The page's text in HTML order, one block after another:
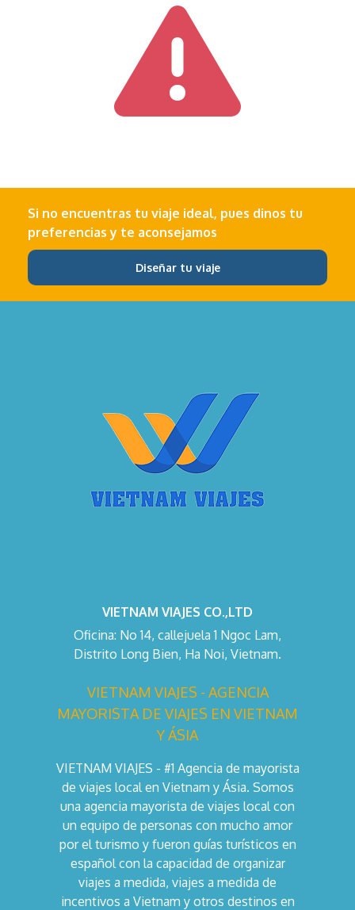
Si no encuentras tu viaje ideal, pues dinos tu
preferencias y te aconsejamos
Diseñar tu viaje
VIETNAM VIAJES CO.,LTD
Oficina: No 14, callejuela 1 Ngoc Lam,
Distrito Long Bien, Ha Noi, Vietnam.
VIETNAM VIAJES - AGENCIA
MAYORISTA DE VIAJES EN VIETNAM
Y ÁSIA
VIETNAM VIAJES - #1 Agencia de mayorista
de viajes local en Vietnam y Ásia. Somos
una agencia mayorista de viajes local con
un equipo de personas con mucho amor
por el turismo y fueron guías turísticos en
español con la capacidad de organizar
viajes a medida, viajes a medida de
incentivos a Vietnam y otros destinos en